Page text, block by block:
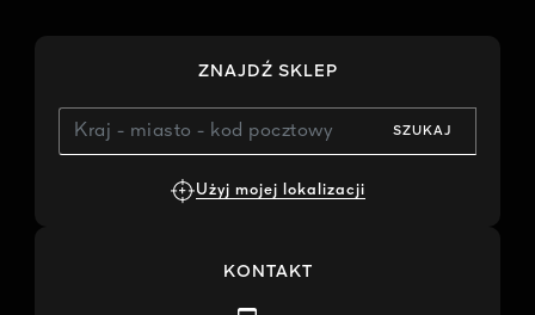
ZNAJDŹ SKLEP
SZUKAJ
Użyj mojej lokalizacji
KONTAKT